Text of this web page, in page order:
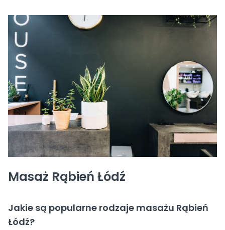
Masaż Rąbień Łódź
Jakie są popularne rodzaje masażu Rąbień
Łódź?